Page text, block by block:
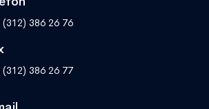
(312) 386 26 76
(312) 386 26 77